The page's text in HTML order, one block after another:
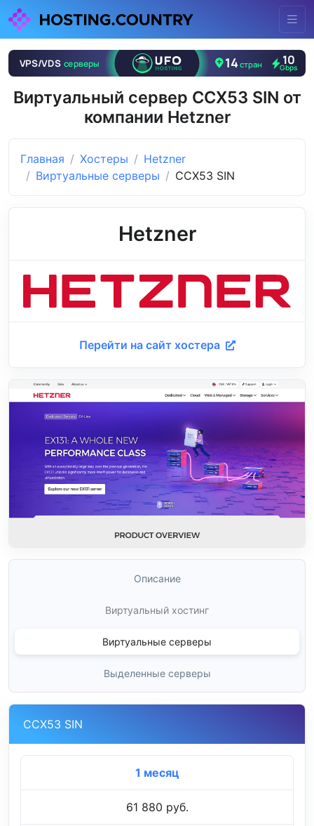
Виртуальный сервер CCX53 SIN от
компании Hetzner
Главная Хостеры
Hetzner
Виртуальные серверы
CCX53 SIN
Hetzner
Перейти на сайт хостера
Описание
Виртуальный хостинг
Виртуальные серверы
Выделенные серверы
CCX53 SIN
1 месяц
61 880 руб.